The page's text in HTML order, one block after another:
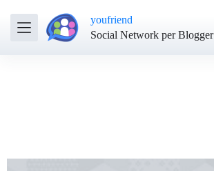
youfriend
Social Network per Blogger